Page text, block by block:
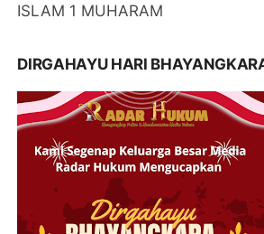
ISLAM 1 MUHARAM
DIRGAHAYU HARI